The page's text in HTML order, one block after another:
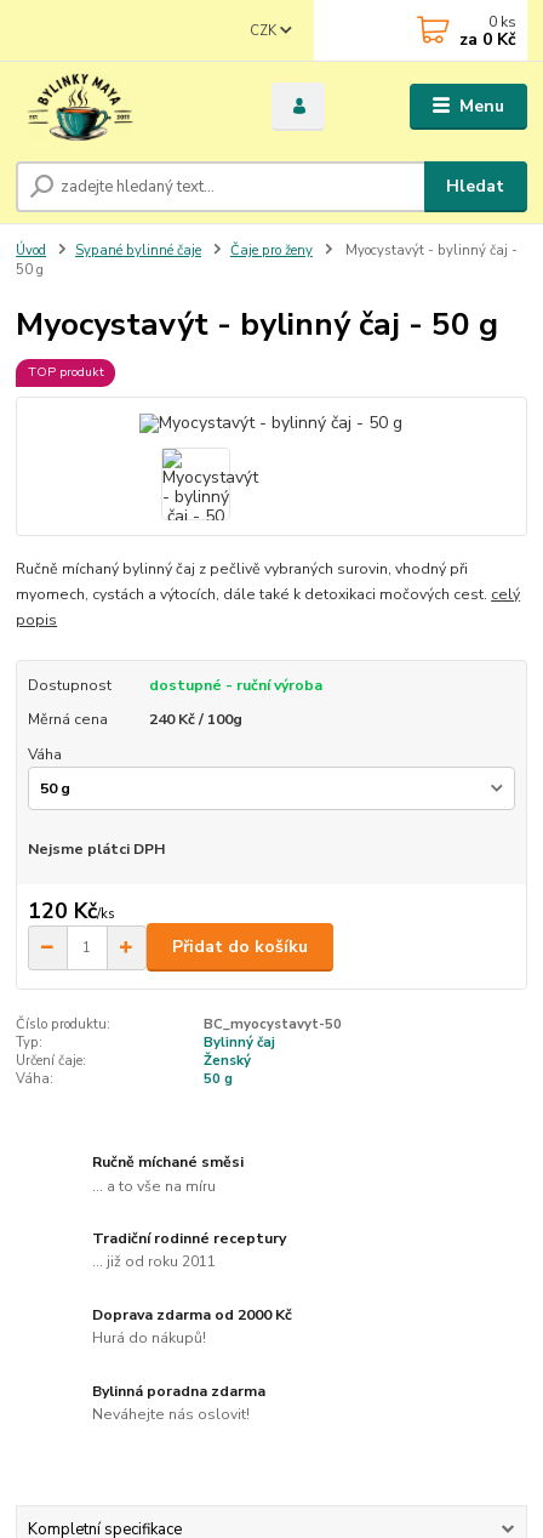
Menu
CZK
Hledat
0 ks
za 0 Kč
Úvod Sypané bylinné čaje Čaje pro ženy
Myocystavýt - bylinný čaj -
50 g
Myocystavýt - bylinný čaj - 50 g
TOP produkt
Ručně míchaný bylinný čaj z pečlivě vybraných surovin, vhodný při
myomech, cystách a výtocích, dále také k detoxikaci močových cest. celý
popis
Dostupnost
dostupné - ruční výroba
Měrná cena
240 Kč / 100g
Váha
Nejsme plátci DPH
120 Kč/ks
Přidat do košíku
Číslo produktu:
BC_myocystavyt-50
Typ:
Bylinný čaj
Určení čaje:
Ženský
Váha:
50 g
Ručně míchané směsi
... a to vše na míru
Tradiční rodinné receptury
... již od roku 2011
Doprava zdarma od 2000 Kč
Hurá do nákupů!
Bylinná poradna zdarma
Neváhejte nás oslovit!
Kompletní specifikace